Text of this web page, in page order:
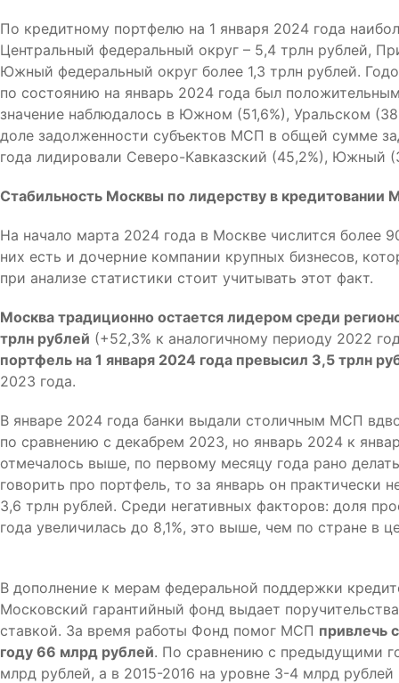
По кредитному портфелю на 1 января 2024 года
Центральный федеральный округ – 5,4 трлн рублей,
Южный федеральный округ более 1,3 трлн рублей.
по состоянию на январь 2024 года был
значение наблюдалось в Южном (51,6%), Уральском
доле задолженности субъектов МСП в общей сумме
года лидировали Северо-Кавказский (45,2%),
Стабильность Москвы по лидерству в
На начало марта 2024 года в Москве числится более
них есть и дочерние компании крупных бизнесов,
при анализе статистики стоит учитывать этот факт.
Москва традиционно остается лидером среди
трлн рублей (+52,3% к аналогичному периоду 2022
портфель на 1 января 2024 года превысил 3,5 трлн
2023 года.
В январе 2024 года банки выдали столичным МСП
по сравнению с декабрем 2023, но январь 2024 к
отмечалось выше, по первому месяцу года рано
говорить про портфель, то за январь он практически
3,6 трлн рублей. Среди негативных факторов: доля
года увеличилась до 8,1%, это выше, чем по стране в
В дополнение к мерам федеральной поддержки
Московский гарантийный фонд выдает
ставкой. За время работы Фонд помог МСП привлечь
году 66 млрд рублей. По сравнению с предыдущими
млрд рублей, а в 2015-2016 на уровне 3-4 млрд